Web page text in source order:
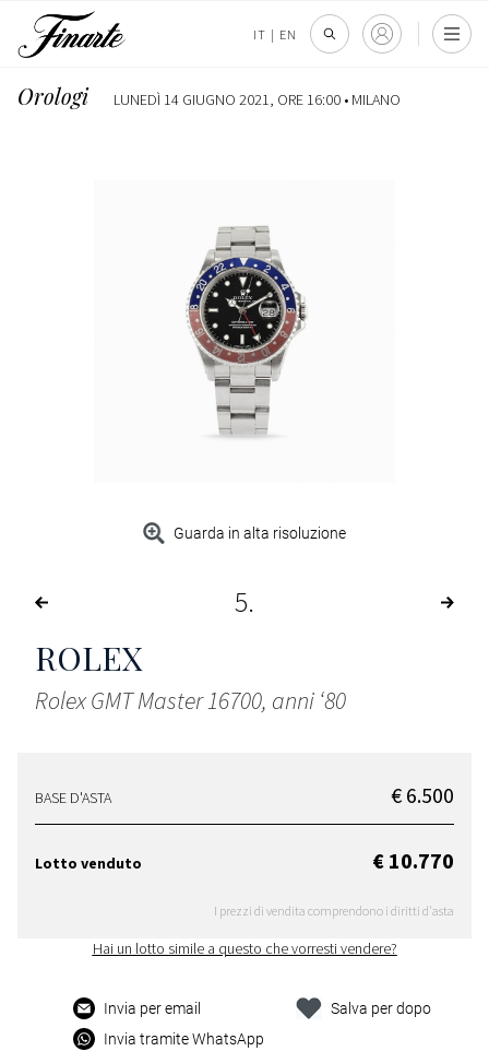
IT | EN
Orologi LUNEDÌ 14 GIUGNO 2021, ORE 16:00 • MILANO
Guarda in alta risoluzione
5
ROLEX
Rolex GMT Master 16700, anni ‘80
BASE D'ASTA € 6.500
Lotto venduto € 10.770
I prezzi di vendita comprendono i diritti d'asta
Hai un lotto simile a questo che vorresti vendere?
Invia per email
Invia tramite WhatsApp
Salva per dopo